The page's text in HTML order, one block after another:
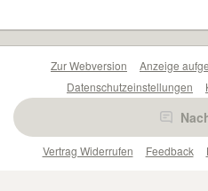
Zur Webversion Anzeige
Datenschutzeinstellungen
Barrierefreiheitserklärung
Vertrag Widerrufen
Feedback